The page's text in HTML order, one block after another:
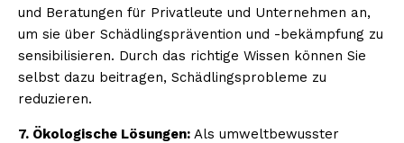
und Beratungen für Privatleute und Unternehmen an,
um sie über Schädlingsprävention und -bekämpfung zu
sensibilisieren. Durch das richtige Wissen können Sie
selbst dazu beitragen, Schädlingsprobleme zu
reduzieren.
7. Ökologische Lösungen: Als umweltbewusster